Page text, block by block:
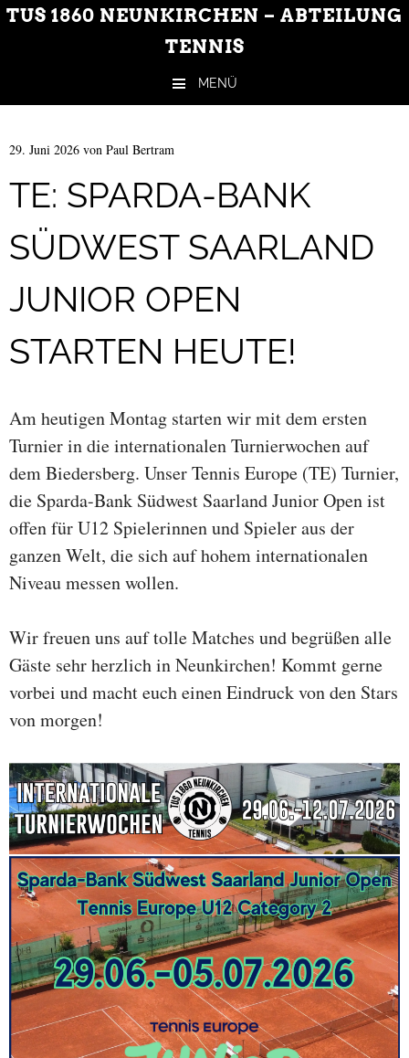
TUS 1860 NEUNKIRCHEN – ABTEILUNG
TENNIS
MENÜ
29. Juni 2026 von Paul Bertram
TE: SPARDA-BANK
SÜDWEST SAARLAND
JUNIOR OPEN
STARTEN HEUTE!
Am heutigen Montag starten wir mit dem ersten
Turnier in die internationalen Turnierwochen auf
dem Biedersberg. Unser Tennis Europe (TE) Turnier,
die Sparda-Bank Südwest Saarland Junior Open ist
offen für U12 Spielerinnen und Spieler aus der
ganzen Welt, die sich auf hohem internationalen
Niveau messen wollen.
Wir freuen uns auf tolle Matches und begrüßen alle
Gäste sehr herzlich in Neunkirchen! Kommt gerne
vorbei und macht euch einen Eindruck von den Stars
von morgen!